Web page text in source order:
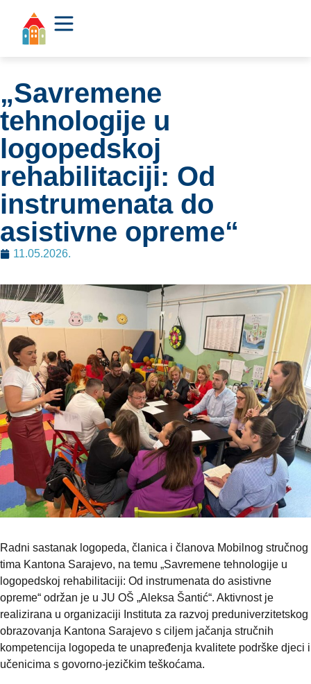
„Savremene
tehnologije u
logopedskoj
rehabilitaciji: Od
instrumenata do
asistivne opreme“
11.05.2026.
Radni sastanak logopeda, članica i članova Mobilnog stručnog
tima Kantona Sarajevo, na temu „Savremene tehnologije u
logopedskoj rehabilitaciji: Od instrumenata do asistivne
opreme“ održan je u JU OŠ „Aleksa Šantić“. Aktivnost je
realizirana u organizaciji Instituta za razvoj preduniverzitetskog
obrazovanja Kantona Sarajevo s ciljem jačanja stručnih
kompetencija logopeda te unapređenja kvalitete podrške djeci i
učenicima s govorno-jezičkim teškoćama.